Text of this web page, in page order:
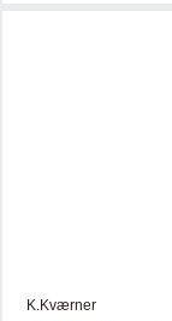
K.Kværner